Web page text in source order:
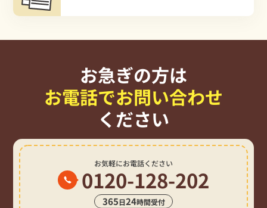
お急ぎの方は
お電話でお問い合わせ
ください
お気軽にお電話ください
0120-128-202
365日24時間受付